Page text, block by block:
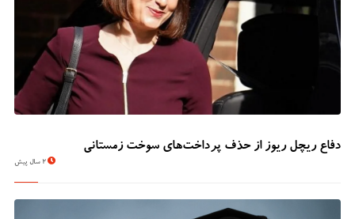
دفاع ریچل ریوز از حذف پرداخت‌های سوخت زمستانی
2 سال پیش